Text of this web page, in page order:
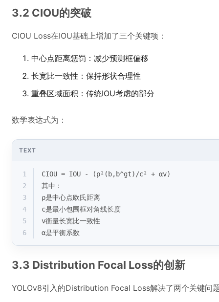
3.2 CIOU的突破
CIOU Loss在IOU基础上增加了三个关键项：
中心点距离惩罚：减少预测框偏移
长宽比一致性：保持形状合理性
重叠区域面积：传统IOU考虑的部分
数学表达式为：
TEXT
1
CIOU = IOU - (ρ²(b,b^gt)/c² + αv)
2
其中：
3
ρ是中心点欧氏距离
4
c是最小包围框对角线长度
5
v衡量长宽比一致性
6
α是平衡系数
3.3 Distribution Focal Loss的创新
YOLOv8引入的Distribution Focal Loss解决了两个关键问